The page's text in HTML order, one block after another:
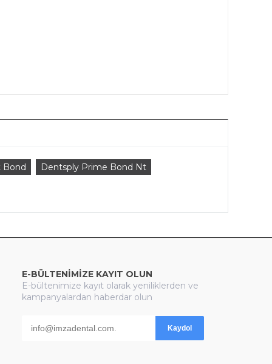
Bond Dentsply Prime Bond Nt
E-BÜLTENİMİZE KAYIT OLUN
E-bültenimize kayıt olarak yeniliklerden ve
kampanyalardan haberdar olun
Kaydol